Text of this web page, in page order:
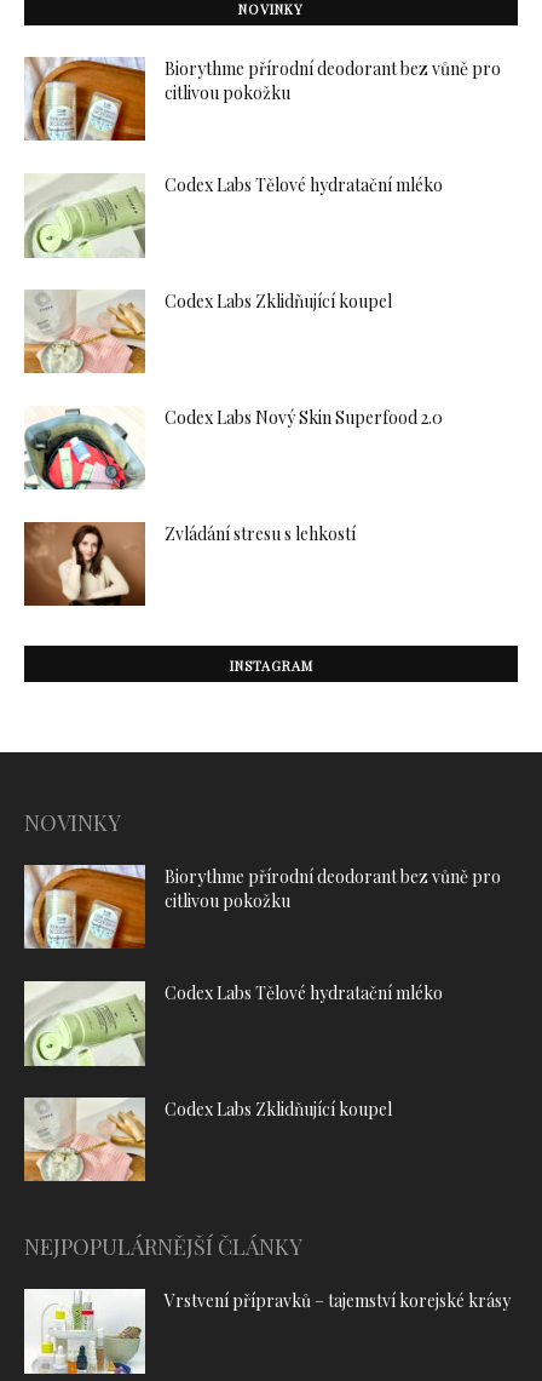
NOVINKY
Biorythme přírodní deodorant bez vůně pro
citlivou pokožku
Codex Labs Tělové hydratační mléko
Codex Labs Zklidňující koupel
Codex Labs Nový Skin Superfood 2.0
Zvládání stresu s lehkostí
INSTAGRAM
NOVINKY
Biorythme přírodní deodorant bez vůně pro
citlivou pokožku
Codex Labs Tělové hydratační mléko
Codex Labs Zklidňující koupel
NEJPOPULÁRNĚJŠÍ ČLÁNKY
Vrstvení přípravků – tajemství korejské krásy